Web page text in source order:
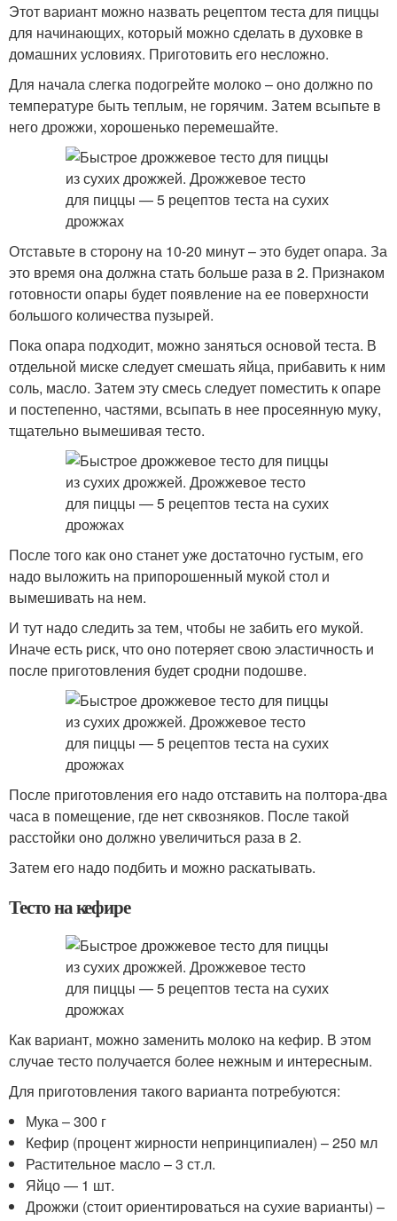
Этот вариант можно назвать рецептом теста для пиццы
для начинающих, который можно сделать в духовке в
домашних условиях. Приготовить его несложно.
Для начала слегка подогрейте молоко – оно должно по
температуре быть теплым, не горячим. Затем всыпьте в
него дрожжи, хорошенько перемешайте.
Отставьте в сторону на 10-20 минут – это будет опара. За
это время она должна стать больше раза в 2. Признаком
готовности опары будет появление на ее поверхности
большого количества пузырей.
Пока опара подходит, можно заняться основой теста. В
отдельной миске следует смешать яйца, прибавить к ним
соль, масло. Затем эту смесь следует поместить к опаре
и постепенно, частями, всыпать в нее просеянную муку,
тщательно вымешивая тесто.
После того как оно станет уже достаточно густым, его
надо выложить на припорошенный мукой стол и
вымешивать на нем.
И тут надо следить за тем, чтобы не забить его мукой.
Иначе есть риск, что оно потеряет свою эластичность и
после приготовления будет сродни подошве.
После приготовления его надо отставить на полтора-два
часа в помещение, где нет сквозняков. После такой
расстойки оно должно увеличиться раза в 2.
Затем его надо подбить и можно раскатывать.
Тесто на кефире
Как вариант, можно заменить молоко на кефир. В этом
случае тесто получается более нежным и интересным.
Для приготовления такого варианта потребуются:
Мука – 300 г
Кефир (процент жирности непринципиален) – 250 мл
Растительное масло – 3 ст.л.
Яйцо — 1 шт.
Дрожжи (стоит ориентироваться на сухие варианты) –